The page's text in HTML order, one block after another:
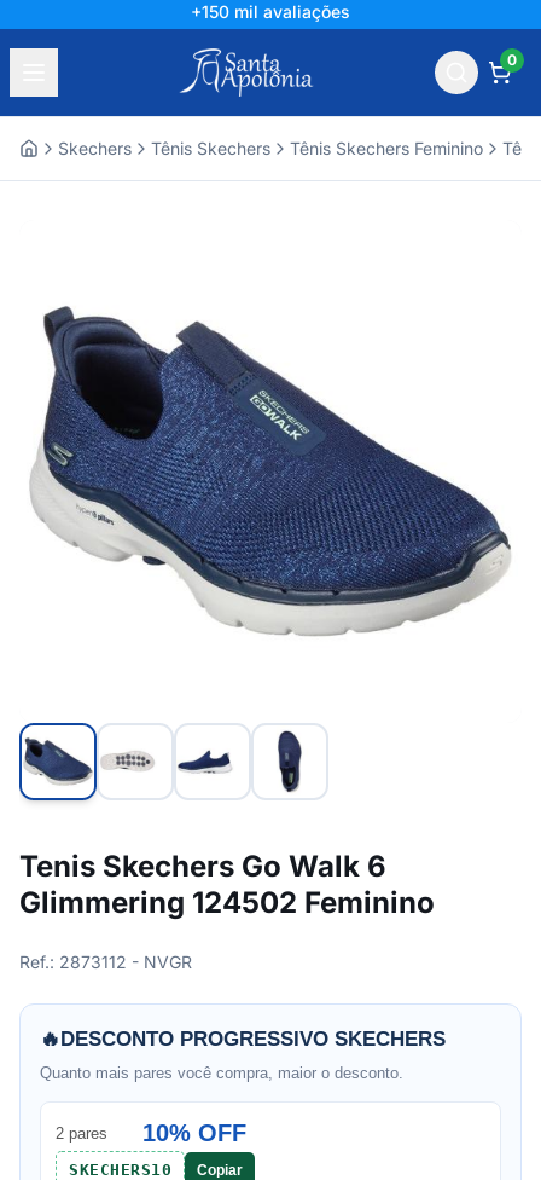
+150 mil avaliações
0
Skechers Tênis Skechers Tênis Skechers Feminino
Tenis Skechers Go Walk 6
Glimmering 124502 Feminino
Ref.: 2873112 - NVGR
🔥DESCONTO PROGRESSIVO SKECHERS
Quanto mais pares você compra, maior o desconto.
2 pares 10% OFF
SKECHERS10 Copiar